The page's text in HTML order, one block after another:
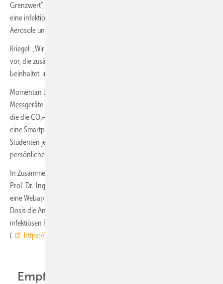
Grenzwert“, ab dem keine Infektionen mehr stattfinden würden. Denn
eine infektiöse Person im Raum emittiert permanent virenbelastete
Aerosole und die exponierten Personen atmen diese andauernd ein.
Kriegel: „Wir schlagen deshalb eine CO
vor, die zusätzlich zur CO
beinhaltet, in der man dieser Konzentration ausgesetzt ist.“
Momentan laufen hierzu Versuche in Hörsälen der TU Berlin. CO
Messgeräte senden dabei ihre Daten an eine Software in der Cloud,
die die CO2-Dosis berechnet. Darauf aufbauend könnte zum Beispiel
eine Smartphone-App auf diese Daten zugreifen und für die
Studenten je nach Aufenthaltsdauer und CO
persönliches Risikoprofil erstellen.
In Zusammenarbeit mit dem Fachgebiet Mobile Cloud Computing von
Prof. Dr.-Ing. David Bermbach der TU Berlin ist aus der Studie bereits
eine Webapplikation hervorgegangen, mit der man anhand der CO
Dosis die Anzahl der Personen berechnen kann, die sich bei einer
infektiösen Person mit hoher Wahrscheinlichkeit anstecken werden
(
https://hri-pira.github.io/co2/
Empfehlungen für das